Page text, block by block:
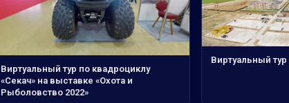
Виртуальный тур по квадроциклу
«Секач» на выставке «Охота и
Рыболовство 2022»
Виртуальный